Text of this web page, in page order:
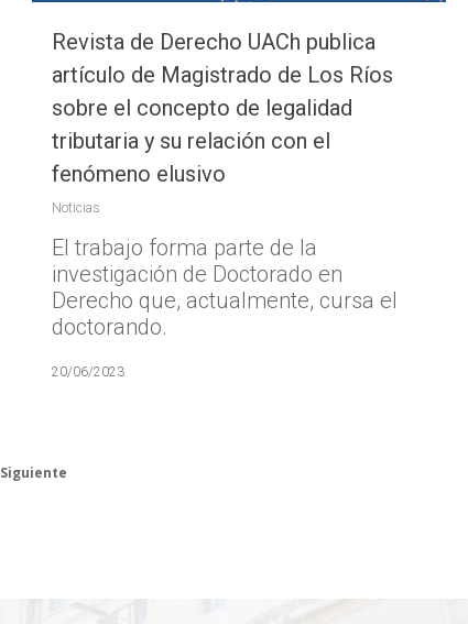
Revista de Derecho UACh publica
artículo de Magistrado de Los Ríos
sobre el concepto de legalidad
tributaria y su relación con el
fenómeno elusivo
Noticias
El trabajo forma parte de la
investigación de Doctorado en
Derecho que, actualmente, cursa el
doctorando.
20/06/2023
Siguiente